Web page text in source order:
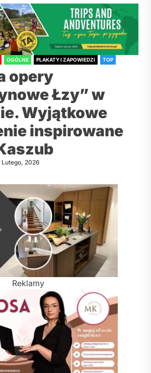
OGÓLNE PLAKATY I ZAPOWIEDZI TOP
opery
Łzy” w
Wyjątkowe
inspirowane
Lutego, 2026
Reklamy